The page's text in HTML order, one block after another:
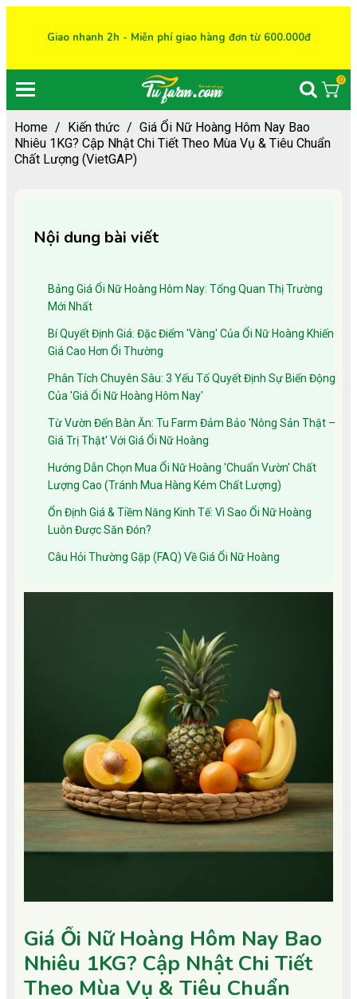
Giao nhanh 2h - Miễn phí giao hàng đơn từ 600.000đ
0
Home / Kiến thức / Giá Ổi Nữ Hoàng Hôm Nay Bao
Nhiêu 1KG? Cập Nhật Chi Tiết Theo Mùa Vụ & Tiêu Chuẩn
Chất Lượng (VietGAP)
Nội dung bài viết
Bảng Giá Ổi Nữ Hoàng Hôm Nay: Tổng Quan Thị Trường
Mới Nhất
Bí Quyết Định Giá: Đặc Điểm 'Vàng' Của Ổi Nữ Hoàng Khiến
Giá Cao Hơn Ổi Thường
Phân Tích Chuyên Sâu: 3 Yếu Tố Quyết Định Sự Biến Động
Của 'Giá Ổi Nữ Hoàng Hôm Nay'
Từ Vườn Đến Bàn Ăn: Tu Farm Đảm Bảo 'Nông Sản Thật –
Giá Trị Thật' Với Giá Ổi Nữ Hoàng
Hướng Dẫn Chọn Mua Ổi Nữ Hoàng 'Chuẩn Vườn' Chất
Lượng Cao (Tránh Mua Hàng Kém Chất Lượng)
Ổn Định Giá & Tiềm Năng Kinh Tế: Vì Sao Ổi Nữ Hoàng
Luôn Được Săn Đón?
Câu Hỏi Thường Gặp (FAQ) Về Giá Ổi Nữ Hoàng
Giá Ổi Nữ Hoàng Hôm Nay Bao
Nhiêu 1KG? Cập Nhật Chi Tiết
Theo Mùa Vụ & Tiêu Chuẩn